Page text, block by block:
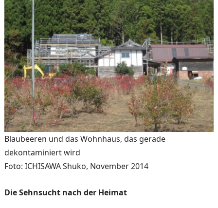
Blaubeeren und das Wohnhaus, das gerade
dekontaminiert wird
Foto: ICHISAWA Shuko, November 2014
Die Sehnsucht nach der Heimat